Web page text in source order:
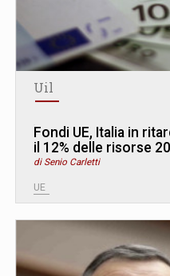
Uil
Fondi UE, Italia in
il 12% delle risorse
di Senio Carletti
UE